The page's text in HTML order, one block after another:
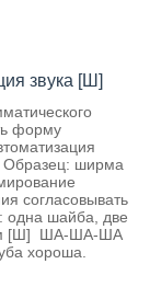
звука [Ш]
форму
Образец: ширма
согласовывать
одна шайба, две
[Ш] ША-ША-ША
хороша.